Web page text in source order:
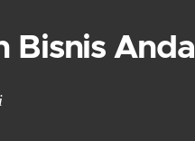
Bisnis Anda